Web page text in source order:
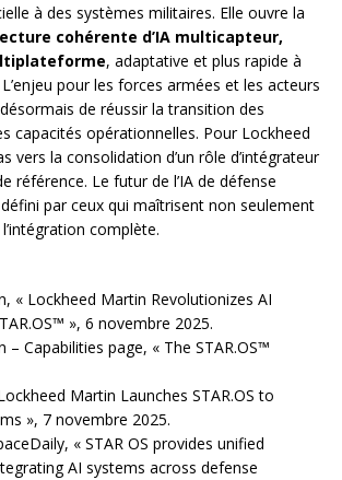
à des systèmes militaires. Elle ouvre la
cohérente d’IA multicapteur,
, adaptative et plus rapide à
pour les forces armées et les acteurs
de réussir la transition des
capacités opérationnelles. Pour Lockheed
vers la consolidation d’un rôle d’intégrateur
référence. Le futur de l’IA de défense
par ceux qui maîtrisent non seulement
complète.
« Lockheed Martin Revolutionizes AI
», 6 novembre 2025.
– Capabilities page, « The STAR.OS™
Martin Launches STAR.OS to
», 7 novembre 2025.
« STAR OS provides unified
AI systems across defense